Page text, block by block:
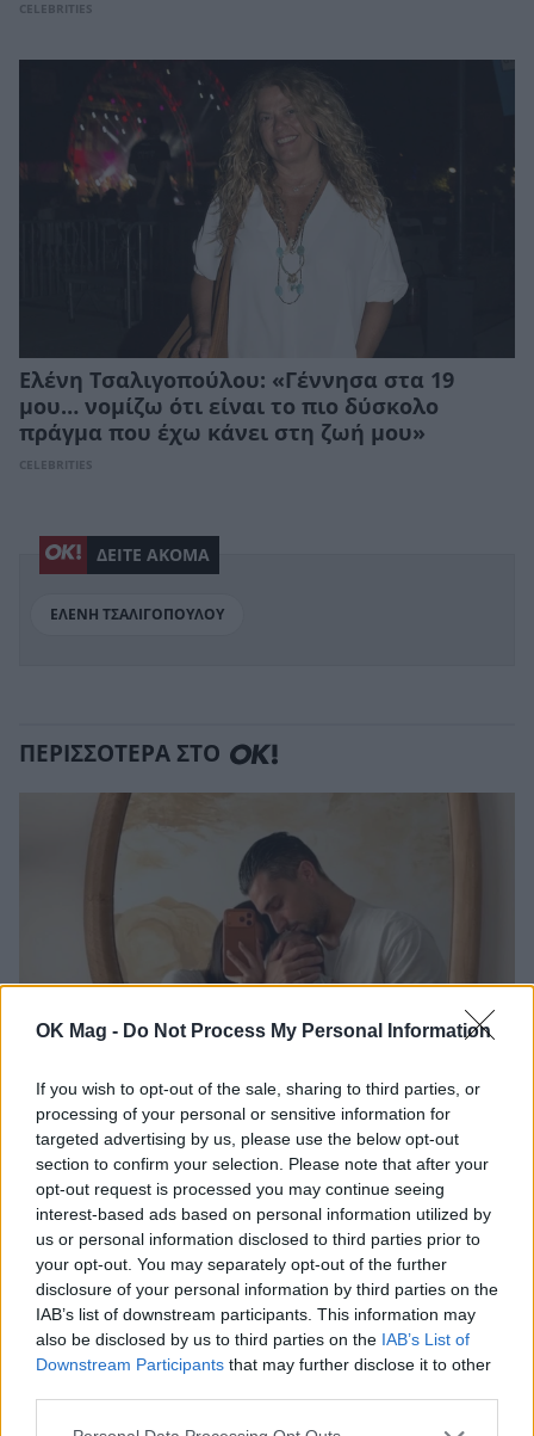
OK Mag - Do Not Process My Personal Information
If you wish to opt-out of the sale, sharing to third parties, or
processing of your personal or sensitive information for
targeted advertising by us, please use the below opt-out
section to confirm your selection. Please note that after your
opt-out request is processed you may continue seeing
interest-based ads based on personal information utilized by
us or personal information disclosed to third parties prior to
your opt-out. You may separately opt-out of the further
disclosure of your personal information by third parties on the
IAB’s list of downstream participants. This information may
also be disclosed by us to third parties on the IAB’s List of
Downstream Participants that may further disclose it to other
CELEBRITIES
Ελένη Τσαλιγοπούλου: «Γέννησα στα 19
μου… νομίζω ότι είναι το πιο δύσκολο
πράγμα που έχω κάνει στη ζωή μου»
CELEBRITIES
ΔΕΙΤΕ ΑΚΟΜΑ
ΕΛΕΝΗ ΤΣΑΛΙΓΟΠΟΥΛΟΥ
ΠΕΡΙΣΣΟΤΕΡΑ ΣΤΟ
Σάκης Κατσούλης: Η τρυφερή φωτογραφία
του γιου του από την παραλία
CELEBRITIES